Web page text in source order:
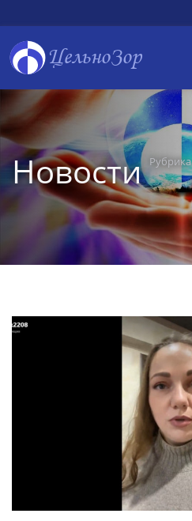
ЦельноЗор
НовостиРубрика